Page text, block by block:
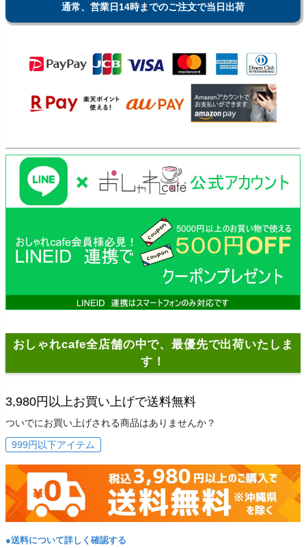
通常、営業日14時までのご注文で当日出荷
おしゃれcafe全店舗の中で、最優先で出荷いたしま
す！
3,980円以上お買い上げで送料無料
ついでにお買い上げされる商品はありませんか？
999円以下アイテム
●送料について詳しく確認する